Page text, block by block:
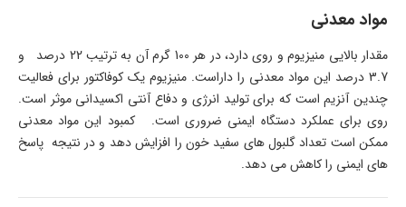
مواد معدنی
مقدار بالایی منیزیوم و روی دارد، در هر 100 گرم آن به ترتیب 22 درصد و
3.7 درصد این مواد معدنی را داراست. منیزیوم یک کوفاکتور برای فعالیت
چندین آنزیم است که برای تولید انرژی و دفاع آنتی اکسیدانی موثر است.
روی برای عملکرد دستگاه ایمنی ضروری است. کمبود این مواد معدنی
ممکن است تعداد گلبول های سفید خون را افزایش دهد و در نتیجه پاسخ
های ایمنی را کاهش می دهد.